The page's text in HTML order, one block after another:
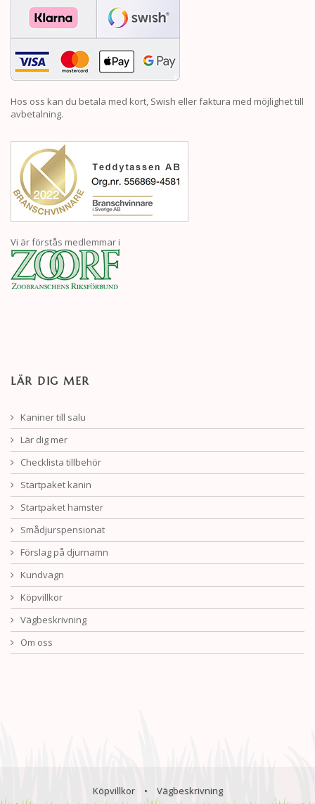
Hos oss kan du betala med kort, Swish eller faktura med möjlighet till
avbetalning.
Vi är förstås medlemmar i
LÄR DIG MER
Kaniner till salu
Lär dig mer
Checklista tillbehör
Startpaket kanin
Startpaket hamster
Smådjurspensionat
Förslag på djurnamn
Kundvagn
Köpvillkor
Vägbeskrivning
Om oss
Köpvillkor • Vägbeskrivning